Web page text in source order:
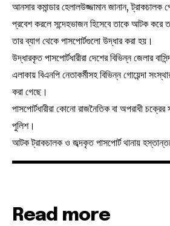
আনসার কমান্ডার হেলালউজ্জামান জানান, ট্রাকচালক
প্রবেশ করলে সন্দেহভাজন হিসেবে তাকে আটক করে
তার ব্যাগ থেকে পাসপোর্টগুলো উদ্ধার করা হয়।
উদ্ধারকৃত পাসপোর্টধারীরা দেশের বিভিন্ন জেলার
এলাকায় বিএনপি নেতাকর্মীসহ বিভিন্ন গোয়েন্দা
করা গেছে।
পাসপোর্টধারীরা কোনো রাজনৈতিক বা অপরাধী
পুলিশ।
আটক ট্রাকচালক ও জব্দকৃত পাসপোর্ট থানায়
Read more